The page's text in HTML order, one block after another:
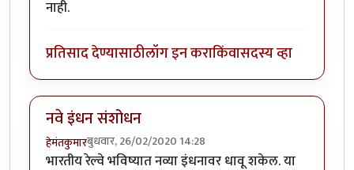
नाही.
प्रतिसाद देण्यासाठीलॉग इन कराकिंवासदस्य व्हा
नवे इंधन संशोधन
हेमंतकुमारबुधवार, 26/02/2020 14:28
भारतीय रेल्वे भविष्यात नव्या इंधनावर धावू शकेल. या